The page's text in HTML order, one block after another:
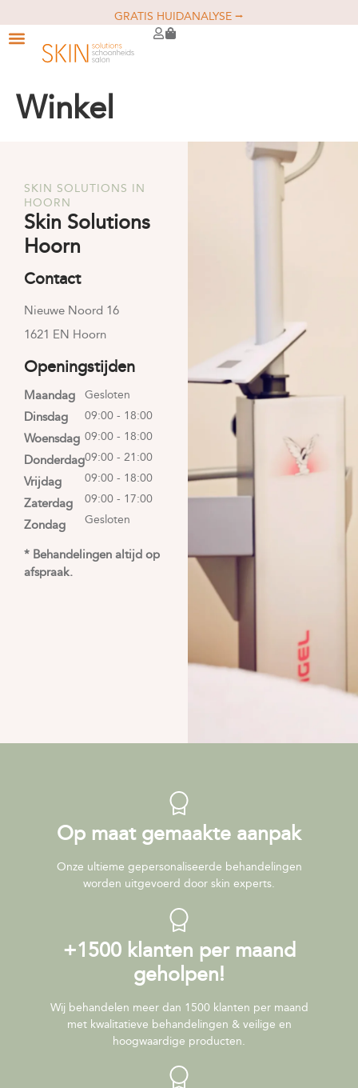
GRATIS HUIDANALYSE ⭢
Winkel
SKIN SOLUTIONS IN
HOORN
Skin Solutions
Hoorn
Contact
Nieuwe Noord 16
1621 EN Hoorn
Openingstijden
Maandag
Dinsdag
Woensdag
Donderdag
Vrijdag
Zaterdag
Zondag
Gesloten
09:00 - 18:00
09:00 - 18:00
09:00 - 21:00
09:00 - 18:00
09:00 - 17:00
Gesloten
* Behandelingen altijd op
afspraak.
Op maat gemaakte aanpak
Onze ultieme gepersonaliseerde behandelingen
worden uitgevoerd door skin experts.
+1500 klanten per maand
geholpen!
Wij behandelen meer dan 1500 klanten per maand
met kwalitatieve behandelingen & veilige en
hoogwaardige producten.